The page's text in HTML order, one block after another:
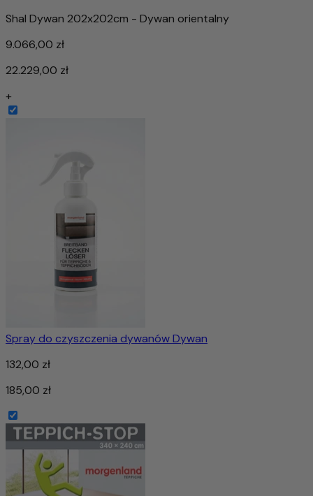
Shal Dywan 202x202cm - Dywan orientalny
9.066,00 zł
22.229,00 zł
+
Spray do czyszczenia dywanów Dywan
132,00 zł
185,00 zł